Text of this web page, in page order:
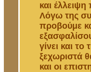
και
Λόγω της
προβούμε
γίνει και
ξεχωριστά
και οι